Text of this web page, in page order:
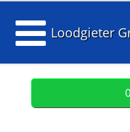
Loodgieter